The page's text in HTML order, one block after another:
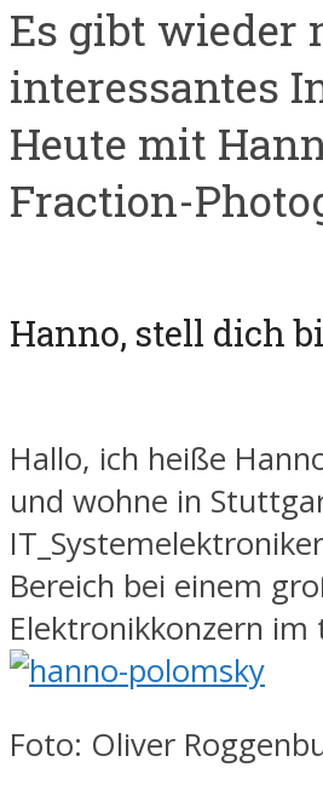
Es gibt wieder
interessantes
Heute mit
Fraction-
Hanno, stell dich
Hallo, ich heiße
und wohne in
Bereich bei einem
Elektronikkonzern im
Foto: Oliver